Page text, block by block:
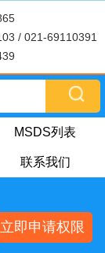
/ 021-69110391
MSDS列表
联系我们
立即申请权限